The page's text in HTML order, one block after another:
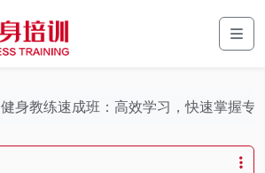
健身教练速成班：高效学习，快速掌握专